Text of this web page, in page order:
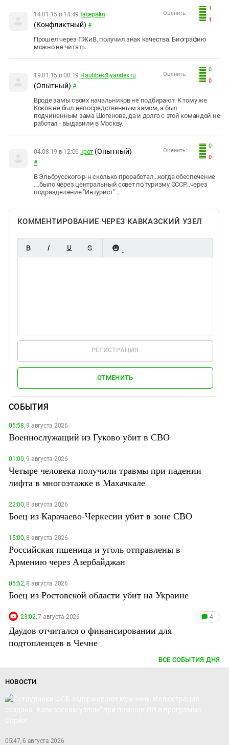
1
1
Оценить:
14.01.15 в 14:49 facepalm
(Конфликтный) #
Прошел через ПЖиВ, получил знак качества. Биографию
можно не читать.
0
0
Оценить:
19.01.15 в 00:19 Hautibek@yandex.ru
(Опытный) #
Вроде замы своих начальников не подбирают. К тому же
Коков не был непосредственным замом, а был
подчиненным зама Шогенова, да и долго с этой командой не
работал - выдавили в Москву.
0
0
Оценить:
04.08.19 в 12:06 крот (Опытный)
#
В Эльбрусского р-н сколько проработал...когда обеспечение
....было через центральный совет по туризму СССР...через
подразделение "Интурист"...
КОММЕНТИРОВАНИЕ ЧЕРЕЗ КАВКАЗСКИЙ УЗЕЛ
РЕГИСТРАЦИЯ
ОТМЕНИТЬ
СОБЫТИЯ
05:58,9 августа 2026
Военнослужащий из Гуково убит в СВО
01:00,9 августа 2026
Четыре человека получили травмы при падении
лифта в многоэтажке в Махачкале
22:00,8 августа 2026
Боец из Карачаево-Черкесии убит в зоне СВО
15:00,8 августа 2026
Российская пшеница и уголь отправлены в
Армению через Азербайджан
05:52,8 августа 2026
Боец из Ростовской области убит на Украине
23:02,7 августа 2026 4
Даудов отчитался о финансировании для
подтопленцев в Чечне
ВСЕ СОБЫТИЯ ДНЯ
НОВОСТИ
05:47, 6 августа 2026